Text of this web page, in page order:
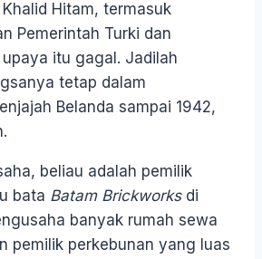
Hitam, termasuk
Pemerintah Turki dan
itu gagal. Jadilah
tetap dalam
Belanda sampai 1942,
beliau adalah pemilik
bata Batam Brickworksdi
banyak rumah sewa
pemilik perkebunan yang luas